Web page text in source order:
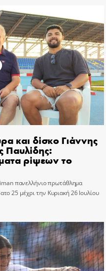
και δίσκο Γιάννης
Παυλίδης:
ρίψεων το
πανελλήνιο πρωτάθλημα
25 μέχρι την Κυριακή 26 Ιουλίου